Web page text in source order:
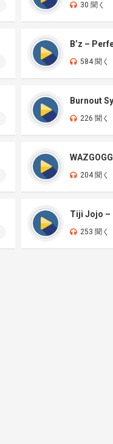
30 聞く
B’z –
584 聞く
226 聞く
204 聞く
Tiji Jojo –
253 聞く